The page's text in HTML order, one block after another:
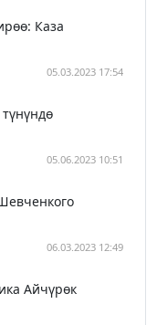
Каза
05.03.2023 17:54
05.06.2023 10:51
06.03.2023 12:49
Айчүрөк